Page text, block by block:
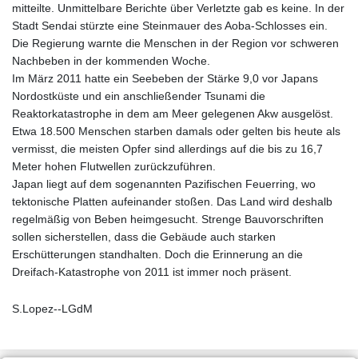
mitteilte. Unmittelbare Berichte über Verletzte gab es keine. In der
Stadt Sendai stürzte eine Steinmauer des Aoba-Schlosses ein.
Die Regierung warnte die Menschen in der Region vor schweren
Nachbeben in der kommenden Woche.
Im März 2011 hatte ein Seebeben der Stärke 9,0 vor Japans
Nordostküste und ein anschließender Tsunami die
Reaktorkatastrophe in dem am Meer gelegenen Akw ausgelöst.
Etwa 18.500 Menschen starben damals oder gelten bis heute als
vermisst, die meisten Opfer sind allerdings auf die bis zu 16,7
Meter hohen Flutwellen zurückzuführen.
Japan liegt auf dem sogenannten Pazifischen Feuerring, wo
tektonische Platten aufeinander stoßen. Das Land wird deshalb
regelmäßig von Beben heimgesucht. Strenge Bauvorschriften
sollen sicherstellen, dass die Gebäude auch starken
Erschütterungen standhalten. Doch die Erinnerung an die
Dreifach-Katastrophe von 2011 ist immer noch präsent.
S.Lopez--LGdM